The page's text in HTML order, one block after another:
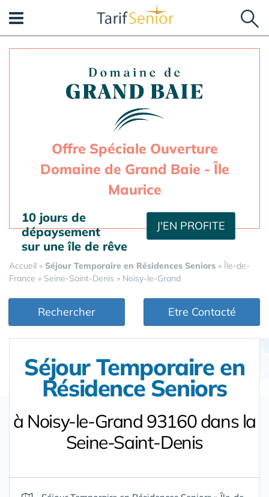
Offre Spéciale Ouverture
Domaine de Grand Baie - Île
Maurice
J'EN PROFITE
10 jours de
dépaysement
sur une île de rêve
Accueil » Séjour Temporaire en Résidences Seniors » Île-de-
France » Seine-Saint-Denis » Noisy-le-Grand
Rechercher Etre Contacté
Séjour Temporaire en
Résidence Seniors
à Noisy-le-Grand 93160 dans la
Seine-Saint-Denis